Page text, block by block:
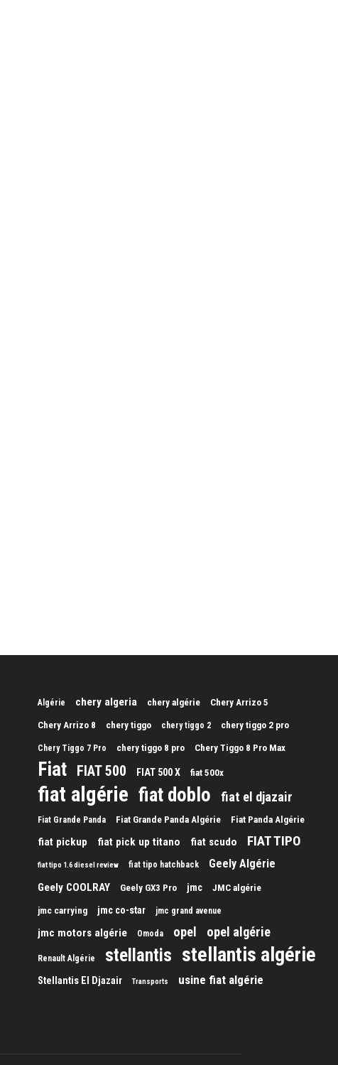
Algérie chery algeria chery algérie Chery Arrizo 5
Chery Arrizo 8 chery tiggo chery tiggo 2 chery tiggo 2 pro
Chery Tiggo 7 Pro chery tiggo 8 pro Chery Tiggo 8 Pro Max
Fiat FIAT 500 FIAT 500 X fiat 500x
fiat algérie fiat doblo fiat el djazair
Fiat Grande Panda Fiat Grande Panda Algérie Fiat Panda Algérie
fiat pickup fiat pick up titano fiat scudo FIAT TIPO
fiat tipo 1.6 diesel review fiat tipo hatchback Geely Algérie
Geely COOLRAY Geely GX3 Pro jmc JMC algérie
jmc carrying jmc co-star jmc grand avenue
jmc motors algérie Omoda opel opel algérie
Renault Algérie stellantis stellantis algérie
Stellantis El Djazair Transports usine fiat algérie